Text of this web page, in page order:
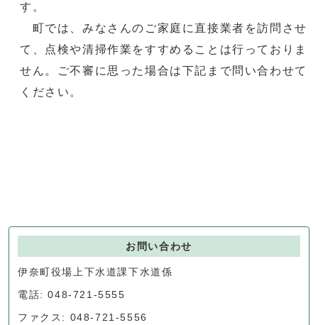
す。
町では、みなさんのご家庭に直接業者を訪問させ
て、点検や清掃作業をすすめることは行っておりま
せん。ご不審に思った場合は下記まで問い合わせて
ください。
お問い合わせ
伊奈町役場上下水道課下水道係
電話: 048-721-5555
ファクス: 048-721-5556